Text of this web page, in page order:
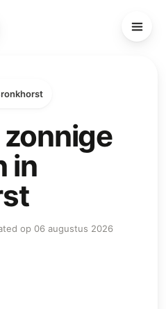
in
op 06 augustus 2026